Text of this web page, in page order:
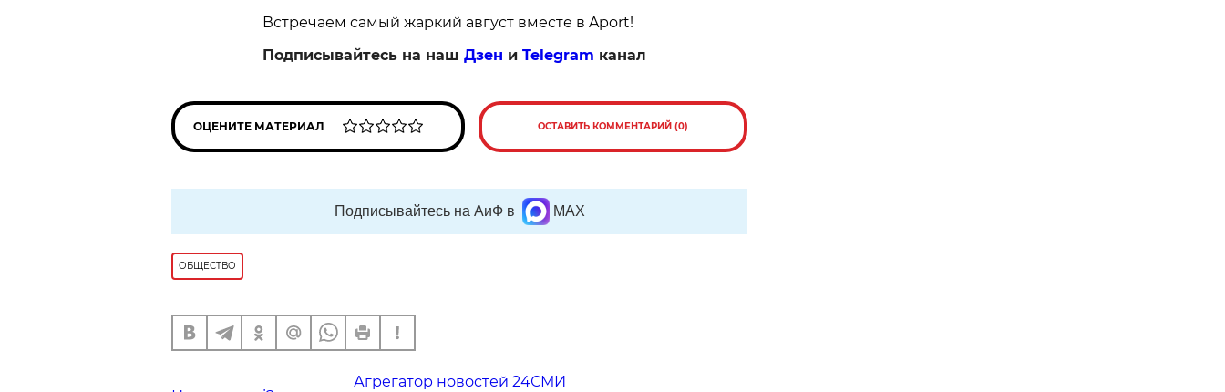
Встречаем самый жаркий август вместе в Aport!
Подписывайтесь на наш Дзен и Telegram канал
ОЦЕНИТЕ МАТЕРИАЛ ОСТАВИТЬ КОММЕНТАРИЙ (0)
Подписывайтесь на АиФ в MAX
ОБЩЕСТВО
Агрегатор новостей 24СМИ